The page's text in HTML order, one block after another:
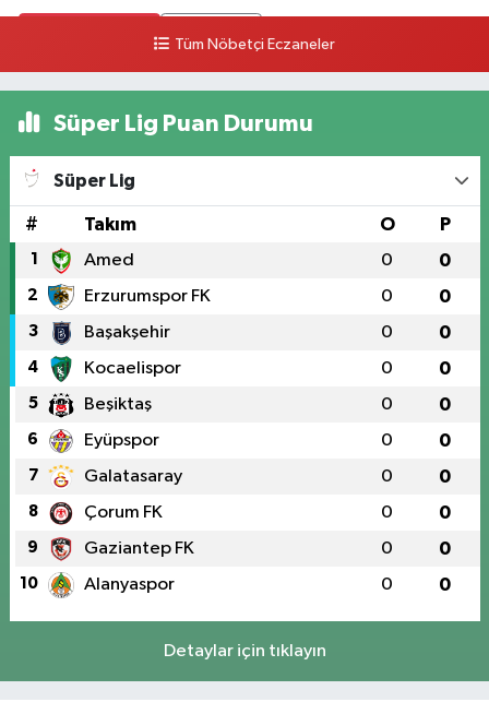
Tüm Nöbetçi Eczaneler
Süper Lig Puan Durumu
Süper Lig
# Takım O P
1 Amed 0 0
2 Erzurumspor FK 0 0
3 Başakşehir 0 0
4 Kocaelispor 0 0
5 Beşiktaş 0 0
6 Eyüpspor 0 0
7 Galatasaray 0 0
8 Çorum FK 0 0
9 Gaziantep FK 0 0
10 Alanyaspor 0 0
Detaylar için tıklayın